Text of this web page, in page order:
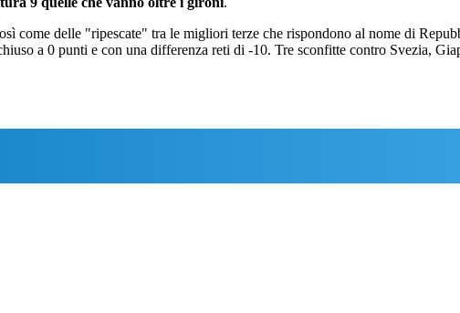
come delle "ripescate" tra le migliori terze che rispondono al nome di
a 0 punti e con una differenza reti di -10. Tre sconfitte contro Svezia,